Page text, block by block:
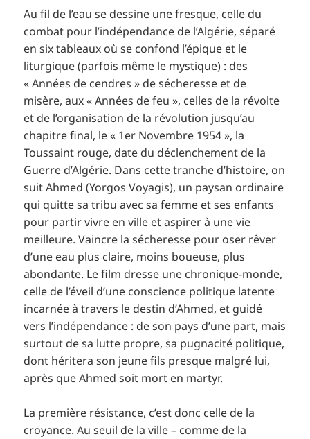
Au fil de l’eau se dessine une fresque, celle du
combat pour l’indépendance de l’Algérie, séparé
en six tableaux où se confond l’épique et le
liturgique (parfois même le mystique) : des
« Années de cendres » de sécheresse et de
misère, aux « Années de feu », celles de la révolte
et de l’organisation de la révolution jusqu’au
chapitre final, le « 1er Novembre 1954 », la
Toussaint rouge, date du déclenchement de la
Guerre d’Algérie. Dans cette tranche d’histoire, on
suit Ahmed (Yorgos Voyagis), un paysan ordinaire
qui quitte sa tribu avec sa femme et ses enfants
pour partir vivre en ville et aspirer à une vie
meilleure. Vaincre la sécheresse pour oser rêver
d’une eau plus claire, moins boueuse, plus
abondante. Le film dresse une chronique-monde,
celle de l’éveil d’une conscience politique latente
incarnée à travers le destin d’Ahmed, et guidé
vers l’indépendance : de son pays d’une part, mais
surtout de sa lutte propre, sa pugnacité politique,
dont héritera son jeune fils presque malgré lui,
après que Ahmed soit mort en martyr.
La première résistance, c’est donc celle de la
croyance. Au seuil de la ville – comme de la